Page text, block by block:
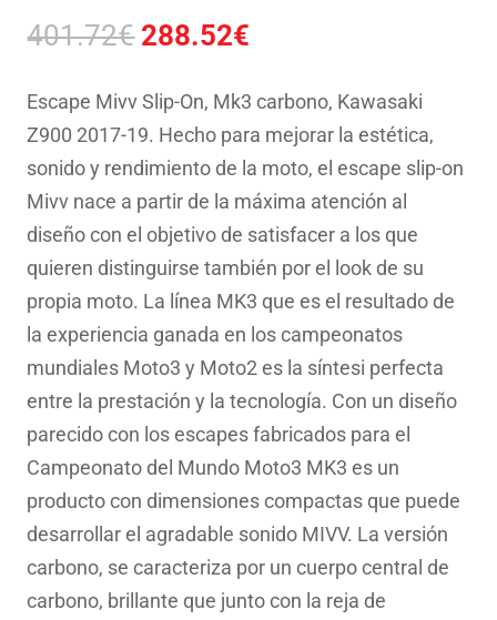
401.72€ El
original
era:
401.72€.
288.52€
actual
es:
288.52€.
Escape Mivv Slip-On, Mk3 carbono, Kawasaki
Z900 2017-19. Hecho para mejorar la estética,
sonido y rendimiento de la moto, el escape slip-on
Mivv nace a partir de la máxima atención al
diseño con el objetivo de satisfacer a los que
quieren distinguirse también por el look de su
propia moto. La línea MK3 que es el resultado de
la experiencia ganada en los campeonatos
mundiales Moto3 y Moto2 es la síntesi perfecta
entre la prestación y la tecnología. Con un diseño
parecido con los escapes fabricados para el
Campeonato del Mundo Moto3 MK3 es un
producto con dimensiones compactas que puede
desarrollar el agradable sonido MIVV. La versión
carbono, se caracteriza por un cuerpo central de
carbono, brillante que junto con la reja de